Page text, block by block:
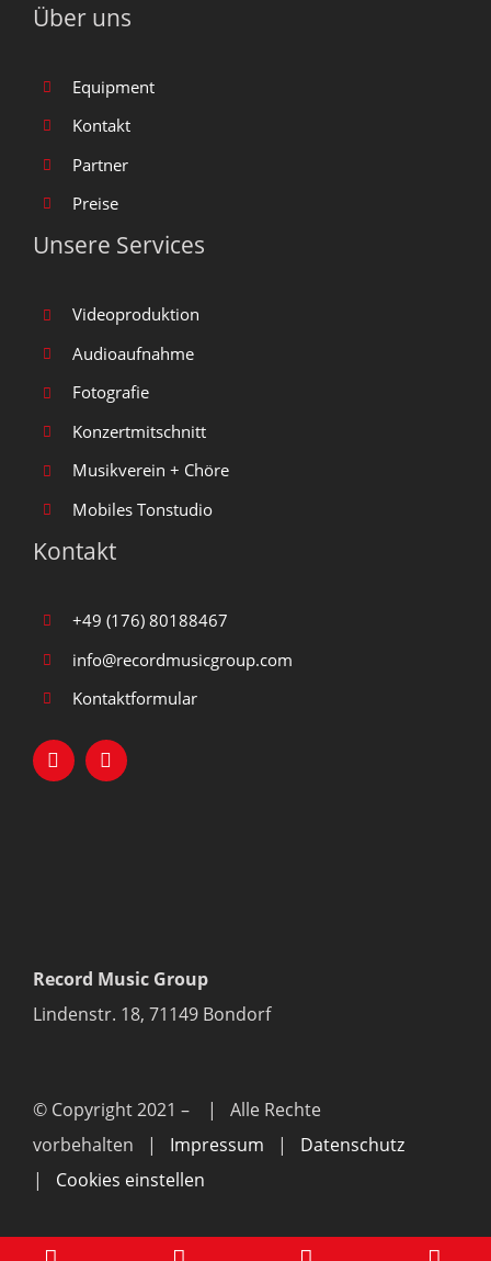
Über uns
Equipment
Kontakt
Partner
Preise
Unsere Services
Videoproduktion
Audioaufnahme
Fotografie
Konzertmitschnitt
Musikverein + Chöre
Mobiles Tonstudio
Kontakt
+49 (176) 80188467
info@recordmusicgroup.com
Kontaktformular
Record Music Group
Lindenstr. 18, 71149 Bondorf
© Copyright 2021 –
| Alle Rechte
vorbehalten | Impressum | Datenschutz
| Cookies einstellen